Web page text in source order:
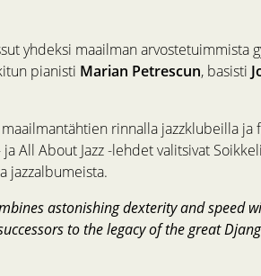
yhdeksi maailman arvostetuimmista
pianisti Marian Petrescun, basisti
rinnalla jazzklubeilla ja
All About Jazz -lehdet valitsivat
jazzalbumeista.
astonishing dexterity and speed
to the legacy of the great